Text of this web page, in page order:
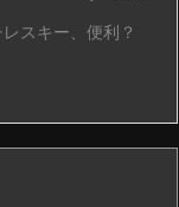
スキー、便利？